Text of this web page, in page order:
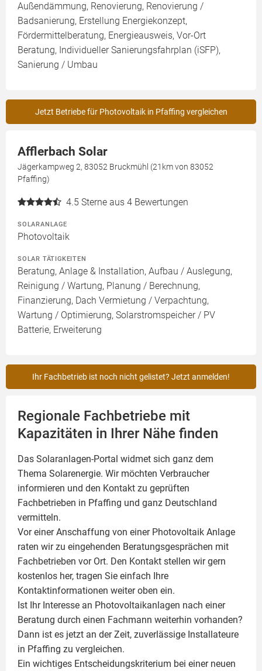
Außendämmung, Renovierung, Renovierung /
Badsanierung, Erstellung Energiekonzept,
Fördermittelberatung, Energieausweis, Vor-Ort
Beratung, Individueller Sanierungsfahrplan (iSFP),
Sanierung / Umbau
Jetzt Betriebe für Photovoltaik in Pfaffing vergleichen
Afflerbach Solar
Jägerkampweg 2, 83052 Bruckmühl (21km von 83052
Pfaffing)
4.5 Sterne aus 4 Bewertungen
SOLARANLAGE
Photovoltaik
SOLAR TÄTIGKEITEN
Beratung, Anlage & Installation, Aufbau / Auslegung,
Reinigung / Wartung, Planung / Berechnung,
Finanzierung, Dach Vermietung / Verpachtung,
Wartung / Optimierung, Solarstromspeicher / PV
Batterie, Erweiterung
Ihr Fachbetrieb ist noch nicht gelistet? Jetzt anmelden!
Regionale Fachbetriebe mit
Kapazitäten in Ihrer Nähe finden
Das Solaranlagen-Portal widmet sich ganz dem
Thema Solarenergie. Wir möchten Verbraucher
informieren und den Kontakt zu geprüften
Fachbetrieben in Pfaffing und ganz Deutschland
vermitteln.
Vor einer Anschaffung von einer Photovoltaik Anlage
raten wir zu eingehenden Beratungsgesprächen mit
Fachbetrieben vor Ort. Den Kontakt stellen wir gern
kostenlos her, tragen Sie einfach Ihre
Kontaktinformationen weiter oben ein.
Ist Ihr Interesse an Photovoltaikanlagen nach einer
Beratung durch einen Fachmann weiterhin vorhanden?
Dann ist es jetzt an der Zeit, zuverlässige Installateure
in Pfaffing zu vergleichen.
Ein wichtiges Entscheidungskriterium bei einer neuen